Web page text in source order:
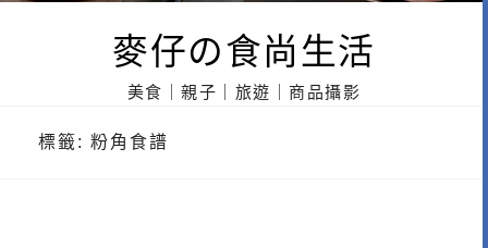
麥仔の食尚生活
美食｜親子｜旅遊｜商品攝影
標籤: 粉角食譜